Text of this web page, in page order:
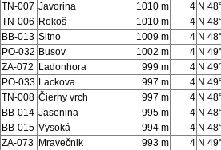
TN-007 Javorina 1010 m 4 N
TN-006 Rokoš 1010 m 4 N
BB-013 Sitno 1009 m 4 N
PO-032 Busov 1002 m 4 N
ZA-072
Ľadonhora 999 m 4 N
PO-033 Lackova 997 m 4 N
TN-008 Čierny vrch 997 m 4 N
BB-014 Jasenina 995 m 4 N
BB-015 Vysoká 994 m 4 N
ZA-073 Mravečnik 993 m 4 N